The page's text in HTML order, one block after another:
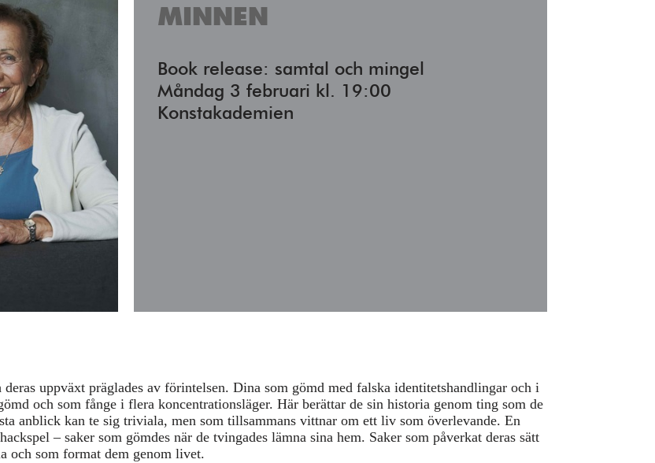
MINNEN
Book release: samtal och mingel
Måndag 3 februari kl. 19:00
Konstakademien
uppväxt präglades av förintelsen. Dina som gömd med falska identitetshandlingar och i
och som fånge i flera koncentrationsläger. Här berättar de sin historia genom ting som de
anblick kan te sig triviala, men som tillsammans vittnar om ett liv som överlevande. En
– saker som gömdes när de tvingades lämna sina hem. Saker som påverkat deras sätt
och som format dem genom livet.